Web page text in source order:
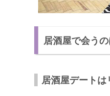
居酒屋で会う
居酒屋デートは